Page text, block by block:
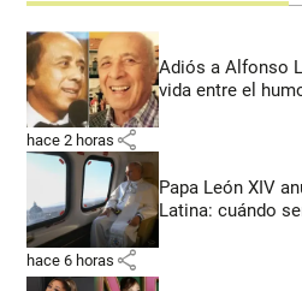
Adiós a Alfonso
vida entre el
hace 2 horas share
Papa León XIV
Latina: cuándo
hace 6 horas share